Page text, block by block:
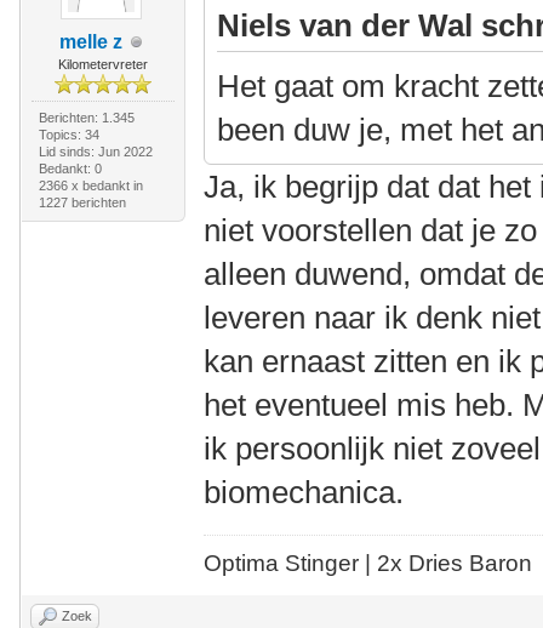
melle z
Kilometervreter
Berichten: 1.345
Topics: 34
Lid sinds: Jun 2022
Bedankt: 0
2366 x bedankt in
1227 berichten
Niels van der Wal
Het gaat om kracht
been duw je, met het
Ja, ik begrijp dat dat
niet voorstellen dat je
alleen duwend, omdat
leveren naar ik denk
kan ernaast zitten en ik
het eventueel mis heb.
ik persoonlijk niet
biomechanica.
Optima Stinger | 2x Dries Baron
Zoek